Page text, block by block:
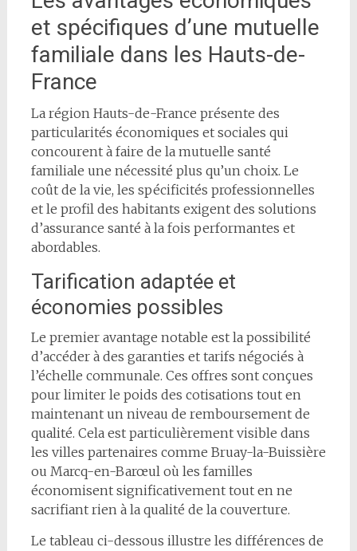
et spécifiques d’une mutuelle
familiale dans les Hauts-de-
France
La région Hauts-de-France présente des
particularités économiques et sociales qui
concourent à faire de la mutuelle santé
familiale une nécessité plus qu’un choix. Le
coût de la vie, les spécificités professionnelles
et le profil des habitants exigent des solutions
d’assurance santé à la fois performantes et
abordables.
Tarification adaptée et
économies possibles
Le premier avantage notable est la possibilité
d’accéder à des garanties et tarifs négociés à
l’échelle communale. Ces offres sont conçues
pour limiter le poids des cotisations tout en
maintenant un niveau de remboursement de
qualité. Cela est particulièrement visible dans
les villes partenaires comme Bruay-la-Buissière
ou Marcq-en-Barœul où les familles
économisent significativement tout en ne
sacrifiant rien à la qualité de la couverture.
Le tableau ci-dessous illustre les différences de